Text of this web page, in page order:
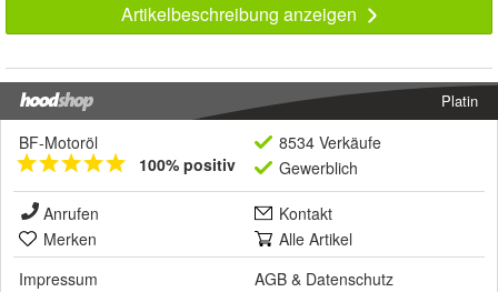
Artikelbeschreibung anzeigen
Platin
BF-Motoröl
100% positiv
8534 Verkäufe
Gewerblich
Anrufen
Kontakt
Merken
Alle Artikel
Impressum
AGB & Datenschutz